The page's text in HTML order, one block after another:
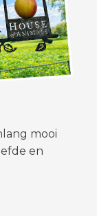
mooi
en